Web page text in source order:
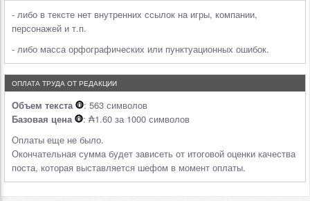
- либо в тексте нет внутренних ссылок на игры, компании,
персонажей и т.п.
- либо масса орфографических или пунктуационных ошибок.
ОПЛАТА ТРУДА ОТ РЕДАКЦИИ
Объем текста
: 563 символов
Базовая цена
: ₳1.60 за 1000 символов
Оплаты еще не было.
Окончательная сумма будет зависеть от итоговой оценки качества
поста, которая выставляется шефом в момент оплаты.